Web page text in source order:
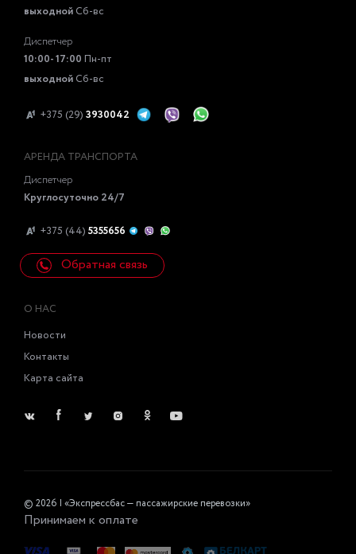
выходной Сб-вс
Диспетчер
10:00- 17:00 Пн-пт
выходной Сб-вс
+375 (29) 3930042
АРЕНДА ТРАНСПОРТА
Диспетчер
Круглосуточно 24/7
+375 (44) 5355656
Обратная связь
О НАС
Новости
Контакты
Карта сайта
© 2026 | «Экспрессбас — пассажирские перевозки»
Принимаем к оплате